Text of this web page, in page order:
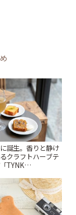
誕生。香りと静け
クラフトハーブテ
TYNK